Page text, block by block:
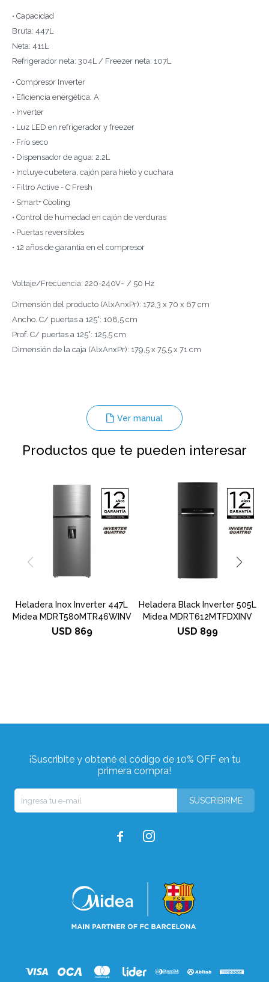
• Capacidad
Bruta: 447L
Neta: 411L
Refrigerador neta: 304L / Freezer neta: 107L
• Compresor Inverter
• Eficiencia energética: A
• Inverter
• Luz LED en refrigerador y freezer
• Frío seco
• Dispensador de agua: 2.2L
• Incluye cubetera, cajón para hielo y cuchara
• Filtro Active - C Fresh
• Smart+ Cooling
• Control de humedad en cajón de verduras
• Puertas reversibles
• 12 años de garantía en el compresor
Voltaje/Frecuencia: 220-240V~ / 50 Hz
Dimensión del producto (AlxAnxPr): 172,3 x 70 x 67 cm
Ancho. C/ puertas a 125°: 108,5 cm
Prof. C/ puertas a 125°: 125,5 cm
Dimensión de la caja (AlxAnxPr): 179,5 x 75,5 x 71 cm
Ver manual
Productos que te pueden interesar
Heladera Inox Inverter 447L
Midea MDRT580MTR46WINV
USD 869
Heladera Black Inverter 505L
Midea MDRT612MTFDXINV
USD 899
¡Suscribite y obtené el código de 10% OFF en tu
primera compra!
SUSCRIBIRME
 